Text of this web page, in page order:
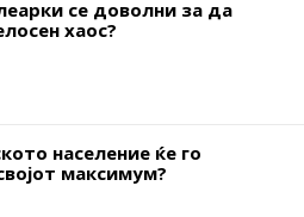
се доволни за да
хаос?
население ќе го
максимум?